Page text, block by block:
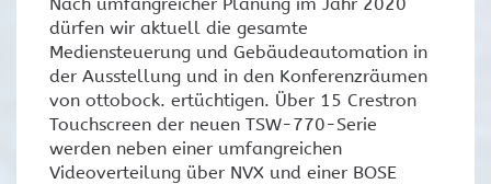
dürfen wir aktuell die gesamte
Mediensteuerung und Gebäudeautomation in
der Ausstellung und in den Konferenzräumen
von ottobock. ertüchtigen. Über 15 Crestron
Touchscreen der neuen TSW-770-Serie
werden neben einer umfangreichen
Videoverteilung über NVX und einer BOSE